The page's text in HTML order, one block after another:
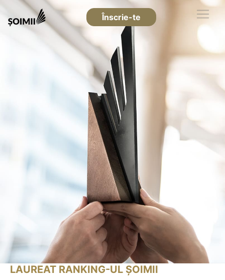
Înscrie-te
LAUREAT RANKING-UL ȘOIMII